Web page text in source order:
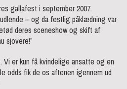
gallafest i september 2007.
– og da festlig påklædning var
deres sceneshow og skift af
sjovere!”
er kun få kvindelige ansatte og en
odds fik de os aftenen igennem ud